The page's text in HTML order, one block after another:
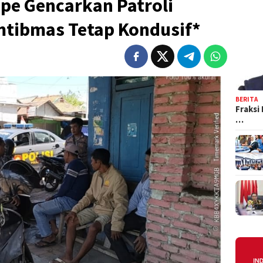
Gencarkan Patroli
Tetap Kondusif*
BERITA
Fraksi
…